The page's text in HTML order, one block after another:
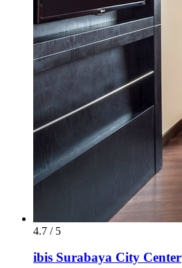
4.7 / 5
ibis Surabaya City Center